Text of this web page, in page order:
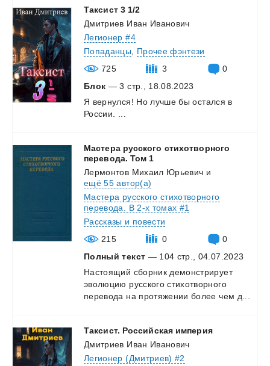
Таксист 3 1/2
Дмитриев Иван Иванович
Легионер #4
Попаданцы
Прочее фэнтези
725
3
0
Блок — 3 стр., 18.08.2023
Я вернулся! Но лучше бы остался в
России.
Мастера русского стихотворного
перевода. Том 1
Лермонтов Михаил Юрьевич и
ещё 55 автор(а)
Мастера русского стихотворного
перевода. В 2-х томах #1
Рассказы и повести
215
0
0
Полный текст — 104 стр., 04.07.2023
Настоящий сборник демонстрирует
эволюцию русского стихотворного
перевода на протяжении более чем д...
Таксист. Российская империя
Дмитриев Иван Иванович
Легионер (Дмитриев) #2